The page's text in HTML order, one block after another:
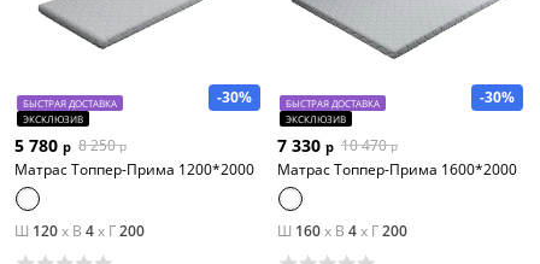
-30%
БЫСТРАЯ ДОСТАВКА
ЭКСКЛЮЗИВ
5 780 р 8 250 р
Матрас Топпер-Прима 1200*2000
Ш 120x В 4x Г200
-30%
БЫСТРАЯ ДОСТАВКА
ЭКСКЛЮЗИВ
7 330 р 10 470 р
Матрас Топпер-Прима 1600*2000
Ш 160x В 4x Г200